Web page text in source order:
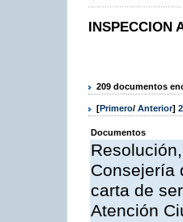
INSPECCION
209 documentos
[Primero/ Anterior] 2
Documentos
Consejería
carta de
Atención